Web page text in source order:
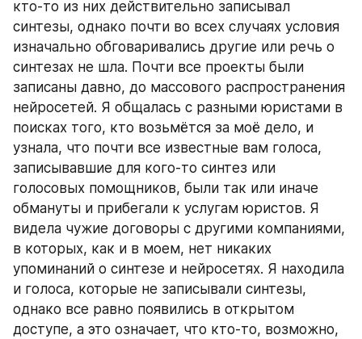
кто-то из них действительно записывал
синтезы, однако почти во всех случаях условия
изначально обговаривались другие или речь о
синтезах не шла. Почти все проекты были
записаны давно, до массового распространения
нейросетей. Я общалась с разными юристами в
поисках того, кто возьмётся за моё дело, и
узнала, что почти все известные вам голоса,
записывавшие для кого-то синтез или
голосовых помощников, были так или иначе
обмануты и прибегали к услугам юристов. Я
видела чужие договоры с другими компаниями,
в которых, как и в моем, нет никаких
упоминаний о синтезе и нейросетях. Я находила
и голоса, которые не записывали синтезы,
однако все равно появились в открытом
доступе, а это означает, что кто-то, возможно,